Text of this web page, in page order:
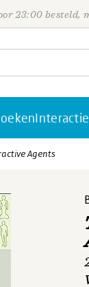
23:00 besteld,
Agents